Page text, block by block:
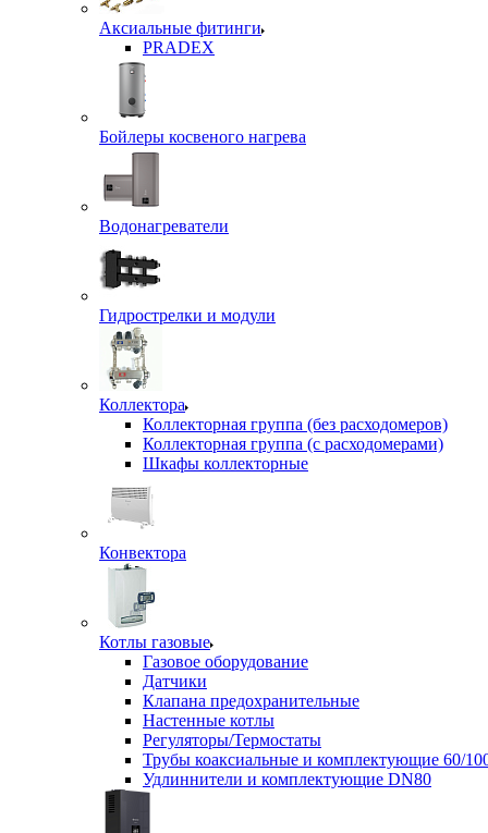
Аксиальные фитинги
PRADEX
Бойлеры косвеного нагрева
Водонагреватели
Гидрострелки и модули
Коллектора
Коллекторная группа (без расходомеров)
Коллекторная группа (с расходомерами)
Шкафы коллекторные
Конвектора
Котлы газовые
Газовое оборудование
Датчики
Клапана предохранительные
Настенные котлы
Регуляторы/Термостаты
Трубы коаксиальные и комплектующие 60/
Удлиннители и комплектующие DN80